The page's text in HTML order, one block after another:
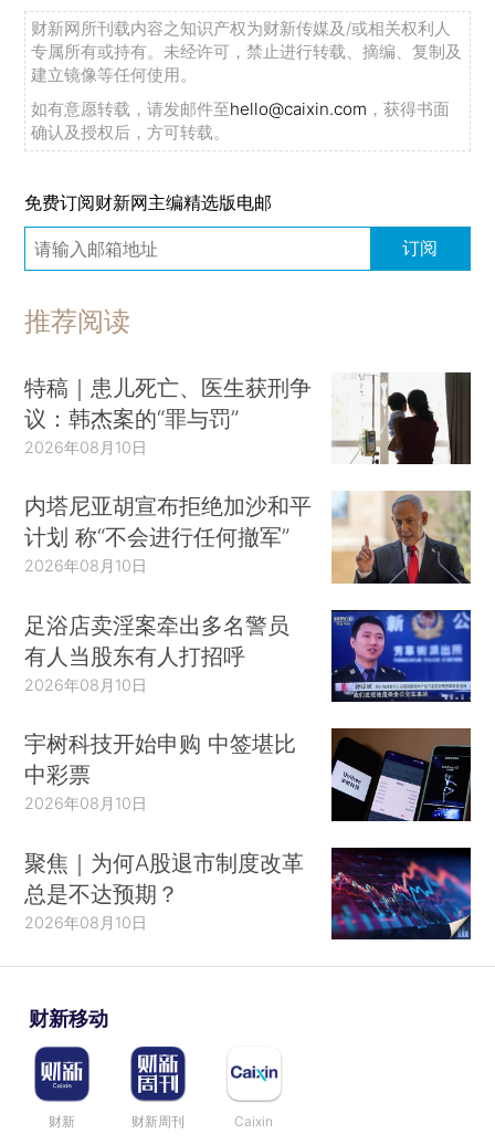
财新网所刊载内容之知识产权为财新传媒及/或相关权利人
专属所有或持有。未经许可，禁止进行转载、摘编、复制及
建立镜像等任何使用。
如有意愿转载，请发邮件至hello@caixin.com ，获得书面
确认及授权后，方可转载。
免费订阅财新网主编精选版电邮
订阅
推荐阅读
特稿｜患儿死亡、医生获刑争
议：韩杰案的“罪与罚”
2026年08月10日
内塔尼亚胡宣布拒绝加沙和平
计划 称“不会进行任何撤军”
2026年08月10日
足浴店卖淫案牵出多名警员
有人当股东有人打招呼
2026年08月10日
宇树科技开始申购 中签堪比
中彩票
2026年08月10日
聚焦｜为何A股退市制度改革
总是不达预期？
2026年08月10日
财新移动
财新 财新周刊 Caixin